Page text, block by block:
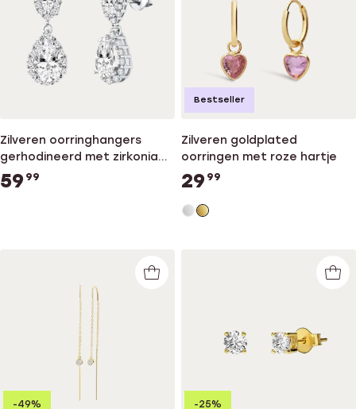
Zilveren oorringhangers
gerhodineerd met zirkonia
voor dames
59 99
Zilveren goldplated
oorringen met roze hartje
29 99
Bestseller
-49% -25%